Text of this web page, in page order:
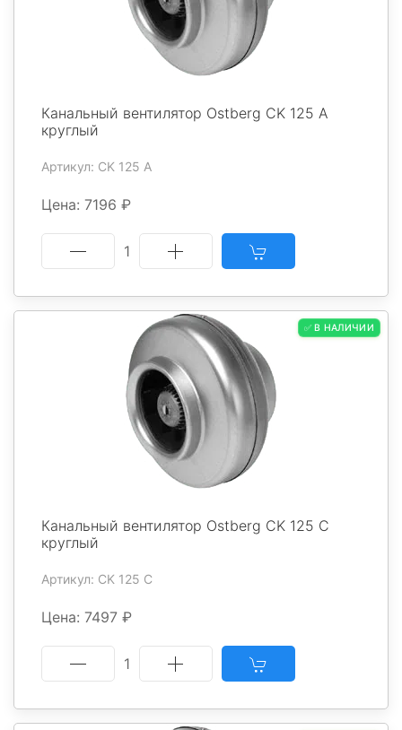
Канальный вентилятор Ostberg CK 125 A
круглый
Артикул: CK 125 A
Цена: 7196 ₽
1
✅ В НАЛИЧИИ
Канальный вентилятор Ostberg CK 125 C
круглый
Артикул: CK 125 C
Цена: 7497 ₽
1